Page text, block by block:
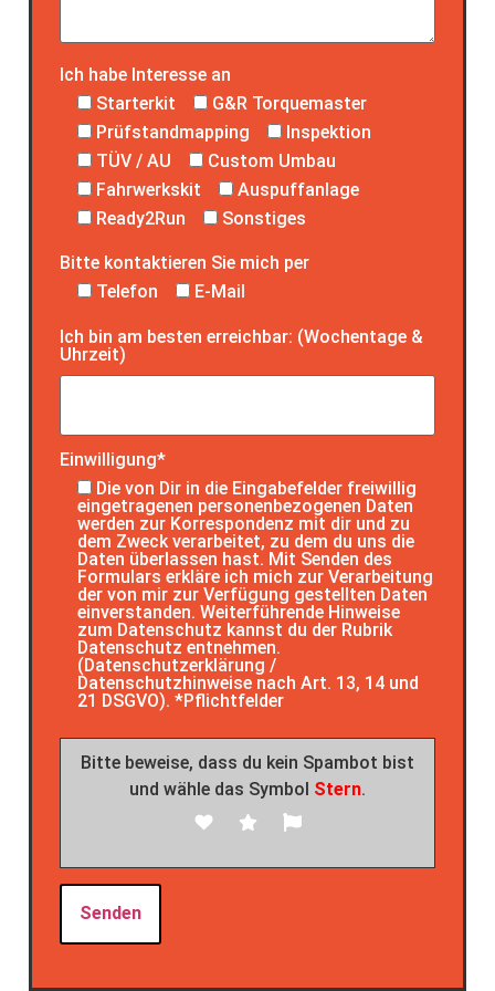
Ich habe Interesse an
Starterkit
G&R Torquemaster
Prüfstandmapping
Inspektion
TÜV / AU
Custom Umbau
Fahrwerkskit
Auspuffanlage
Ready2Run
Sonstiges
Bitte kontaktieren Sie mich per
Telefon
E-Mail
Ich bin am besten erreichbar: (Wochentage &
Uhrzeit)
Einwilligung*
Die von Dir in die Eingabefelder freiwillig
eingetragenen personenbezogenen Daten
werden zur Korrespondenz mit dir und zu
dem Zweck verarbeitet, zu dem du uns die
Daten überlassen hast. Mit Senden des
Formulars erkläre ich mich zur Verarbeitung
der von mir zur Verfügung gestellten Daten
einverstanden. Weiterführende Hinweise
zum Datenschutz kannst du der Rubrik
Datenschutz entnehmen.
(Datenschutzerklärung /
Datenschutzhinweise nach Art. 13, 14 und
21 DSGVO). *Pflichtfelder
Bitte beweise, dass du kein Spambot bist
und wähle das Symbol Stern.